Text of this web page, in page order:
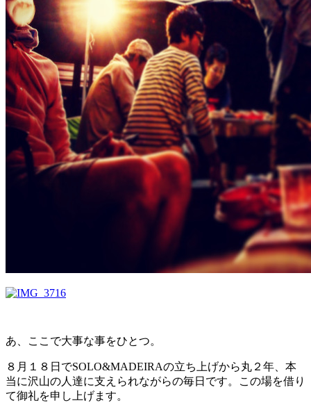
あ、ここで大事な事をひとつ。
８月１８日でSOLO&MADEIRAの立ち上げから丸２年、本
当に沢山の人達に支えられながらの毎日です。この場を借り
て御礼を申し上げます。